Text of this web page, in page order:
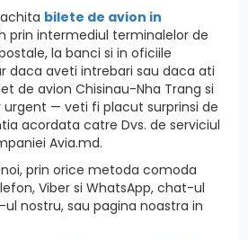
bilete de avion in
prin intermediul terminalelor de
la banci si in oficiile
daca aveti intrebari sau daca ati
de avion Chisinau-Nha Trang si
— veti fi placut surprinsi de
acordata catre Dvs. de serviciul
Avia.md.
prin orice metoda comoda
Viber si WhatsApp, chat-ul
nostru, sau pagina noastra in